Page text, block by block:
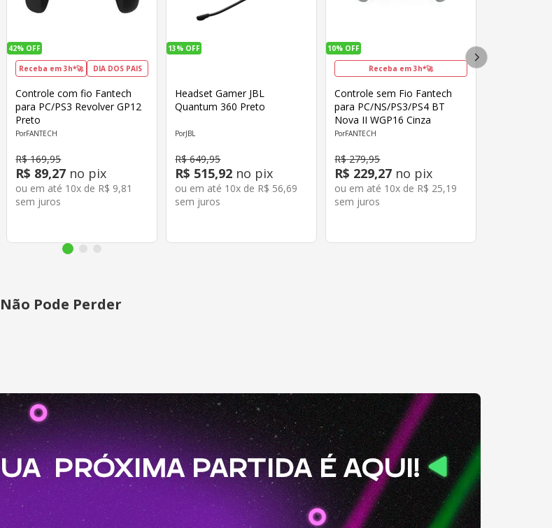
42% OFF
Receba em 3h*🚀 DIA DOS PAIS
Controle com fio Fantech
para PC/PS3 Revolver GP12
Preto
FANTECH
R$ 169,95
R$ 89,27 no pix
ou em até 10x de R$ 9,81
sem juros
13% OFF
Headset Gamer JBL
Quantum 360 Preto
JBL
R$ 649,95
R$ 515,92 no pix
ou em até 10x de R$ 56,69
sem juros
10% OFF
Receba em 3h*🚀
Controle sem Fio Fantech
para PC/NS/PS3/PS4 BT
Nova II WGP16 Cinza
FANTECH
R$ 279,95
R$ 229,27 no pix
ou em até 10x de R$ 25,19
sem juros
Pode Perder